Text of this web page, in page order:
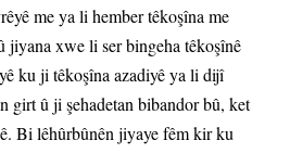
me ya li hember têkoşîna me
jiyana xwe li ser bingeha têkoşînê
ku ji têkoşîna azadiyê ya li dijî
girt û ji şehadetan bibandor bû, ket
Bi lêhûrbûnên jiyaye fêm kir ku